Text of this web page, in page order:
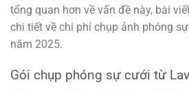
tổng quan hơn về vấn đề này, bài
chi tiết về chi phí chụp ảnh phóng
năm 2025.
Gói chụp phóng sự cưới từ